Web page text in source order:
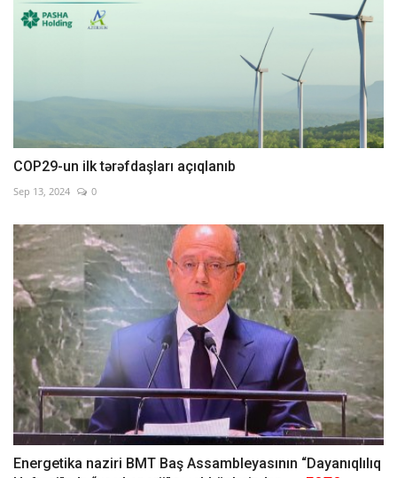
COP29-un ilk tərəfdaşları açıqlanıb
Sep 13, 2024 0
Energetika naziri BMT Baş Assambleyasının “Dayanıqlılıq